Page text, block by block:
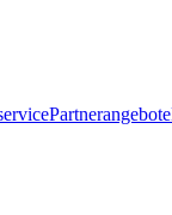
Partnerangebote